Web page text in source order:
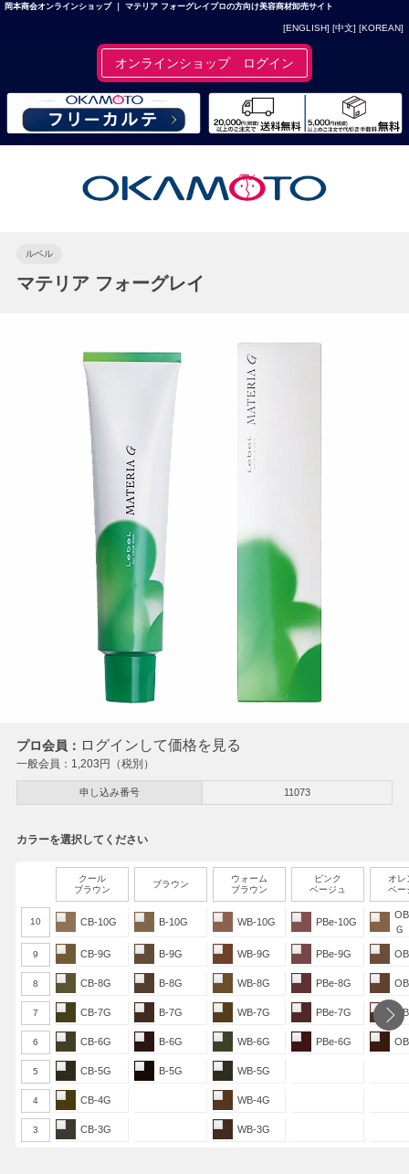
岡本商会オンラインショップ ｜ マテリア フォーグレイプロの方向け美容商材卸売サイト
[ENGLISH] [中文] [KOREAN]
オンラインショップ ログイン
ルベル
マテリア フォーグレイ
プロ会員： ログインして価格を見る
一般会員： 1,203円（税別）
申し込み番号 11073
カラーを選択してください
クール
ブラウン
ブラウン
ウォーム
ブラウン
ピンク
ベージュ
オレ
ベー
10 CB-10G B-10G WB-10G PBe-10G
Ｇ
9 CB-9G B-9G WB-9G PBe-9G
8 CB-8G B-8G WB-8G PBe-8G
7 CB-7G B-7G WB-7G PBe-7G
6 CB-6G B-6G WB-6G PBe-6G
5 CB-5G B-5G WB-5G
4 CB-4G WB-4G
3 CB-3G WB-3G